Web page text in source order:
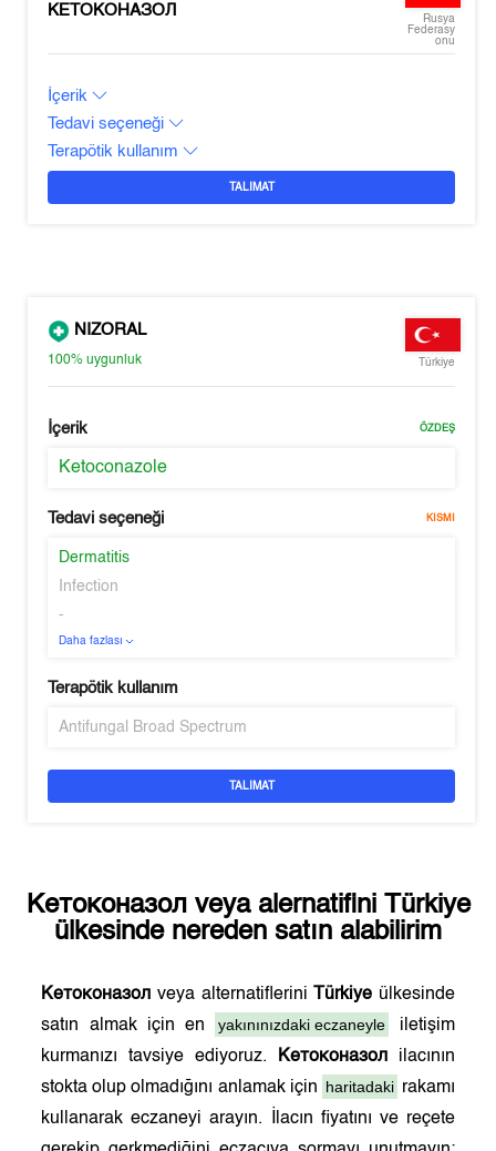
КЕТОКОНАЗОЛ
Rusya
Federasy
onu
İçerik
Tedavi seçeneği
Terapötik kullanım
TALIMAT
NIZORAL
100%uygunluk Türkiye
İçerik ÖZDEŞ
Ketoconazole
Tedavi seçeneği KISMI
Dermatitis
Infection
-
Daha fazlası
Terapötik kullanım
Antifungal Broad Spectrum
TALIMAT
Кетоконазолveya alernatifini Türkiye
ülkesinde nereden satın alabilirim
Кетоконазол veya alternatiflerini Türkiye ülkesinde
satın almak için en
yakınınızdaki eczaneyle
iletişim
kurmanızı tavsiye ediyoruz.
Кетоконазолilacının
stokta olup olmadığını anlamak için haritadaki rakamı
kullanarak eczaneyi arayın. İlacın fiyatını ve reçete